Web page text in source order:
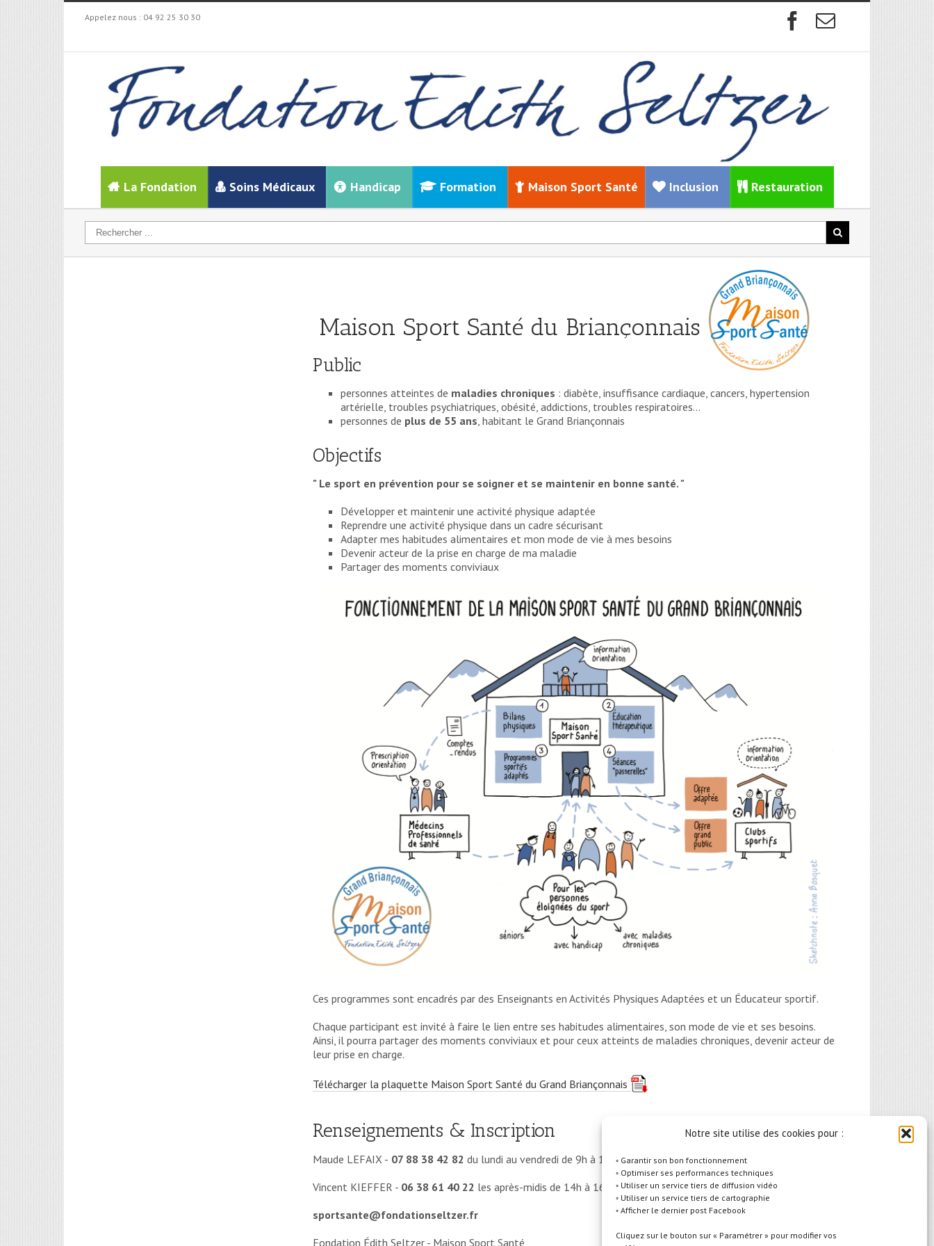
Notre site utilise des cookies pour :
◦ Garantir son bon fonctionnement
◦ Optimiser ses performances techniques
◦ Utiliser un service tiers de diffusion vidéo
◦ Utiliser un service tiers de cartographie
◦ Afficher le dernier post Facebook
Cliquez sur le bouton sur « Paramétrer » pour modifier vos
Appelez nous : 04 92 25 30 30
La Fondation Soins Médicaux Handicap Formation Maison Sport Santé Inclusion Restauration
Maison Sport Santé du Briançonnais
Public
personnes atteintes de maladies chroniques : diabète, insuffisance cardiaque, cancers, hypertension
artérielle, troubles psychiatriques, obésité, addictions, troubles respiratoires…
personnes de plus de 55 ans, habitant le Grand Briançonnais
Objectifs
" Le sport en prévention pour se soigner et se maintenir en bonne santé. "
Développer et maintenir une activité physique adaptée
Reprendre une activité physique dans un cadre sécurisant
Adapter mes habitudes alimentaires et mon mode de vie à mes besoins
Devenir acteur de la prise en charge de ma maladie
Partager des moments conviviaux
Ces programmes sont encadrés par des Enseignants en Activités Physiques Adaptées et un Éducateur sportif.
Chaque participant est invité à faire le lien entre ses habitudes alimentaires, son mode de vie et ses besoins.
Ainsi, il pourra partager des moments conviviaux et pour ceux atteints de maladies chroniques, devenir acteur de
leur prise en charge.
Télécharger la plaquette Maison Sport Santé du Grand Briançonnais
Renseignements & Inscription
Maude LEFAIX - 07 88 38 42 82 du lundi au vendredi de 9h à 16h
Vincent KIEFFER - 06 38 61 40 22 les après-midis de 14h à 16h (sauf le jeudi)
sportsante@fondationseltzer.fr
Fondation Édith Seltzer - Maison Sport Santé